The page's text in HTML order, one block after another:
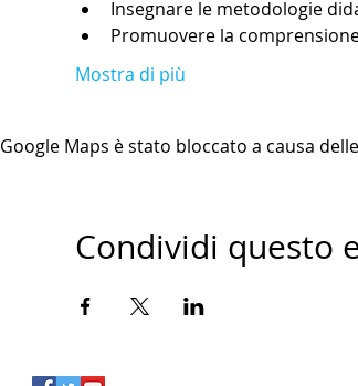
Insegnare le metodologie
Promuovere la
Mostra di più
Google Maps è stato bloccato a causa
Condividi questo